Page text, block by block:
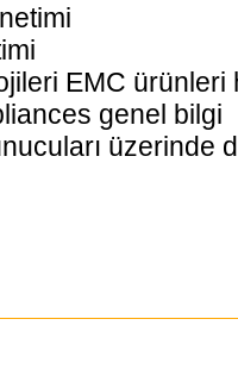
EMC ürünleri
genel bilgi
üzerinde